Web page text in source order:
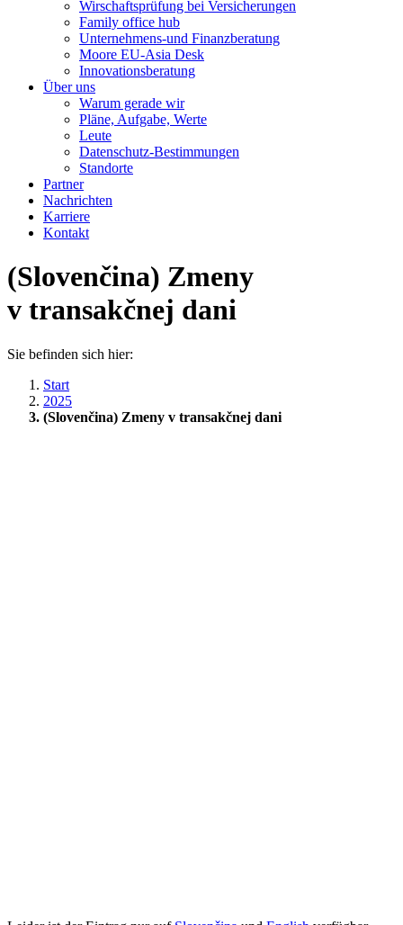
Wirschaftsprüfung bei Versicherungen
Family office hub
Unternehmens-und Finanzberatung
Moore EU-Asia Desk
Innovationsberatung
Über uns
Warum gerade wir
Pläne, Aufgabe, Werte
Leute
Datenschutz-Bestimmungen
Standorte
Partner
Nachrichten
Karriere
Kontakt
(Slovenčina) Zmeny
v transakčnej dani
Sie befinden sich hier:
Start
2025
(Slovenčina) Zmeny v transakčnej dani